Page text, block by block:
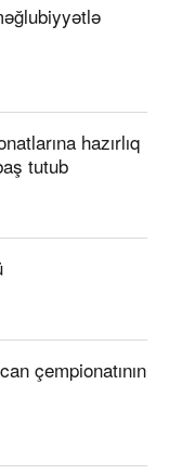
hazırlıq
tutub
çempionatının